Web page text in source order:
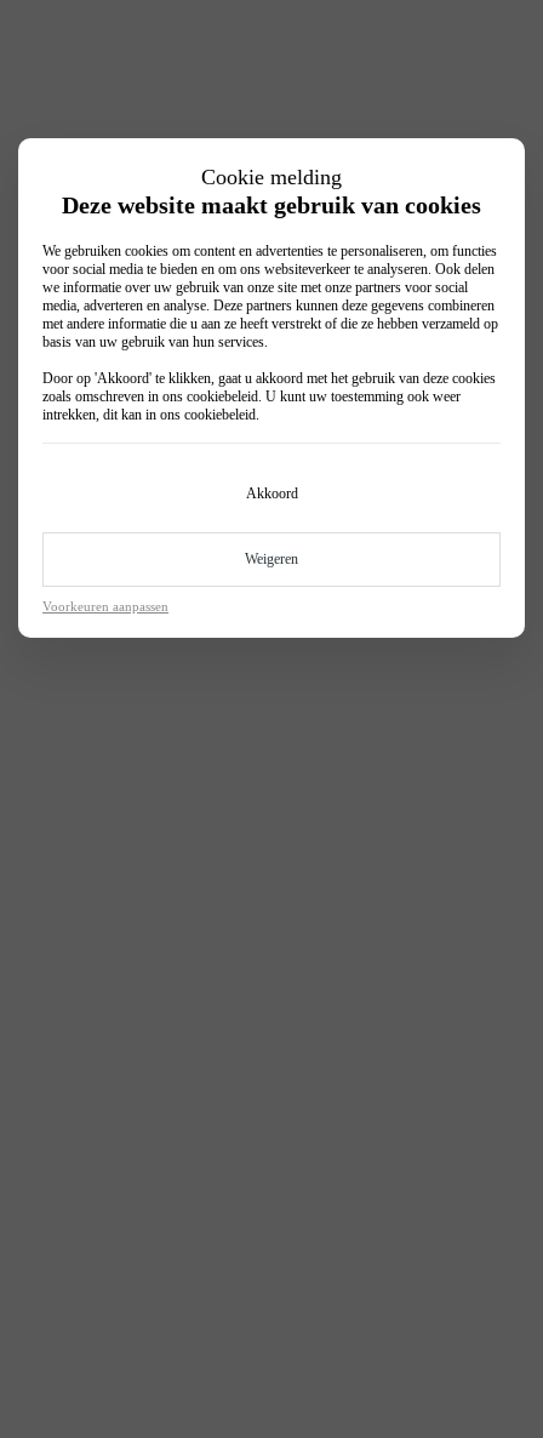
Cookie melding
Deze website maakt gebruik van cookies
We gebruiken cookies om content en advertenties te personaliseren, om functies
voor social media te bieden en om ons websiteverkeer te analyseren. Ook delen
we informatie over uw gebruik van onze site met onze partners voor social
media, adverteren en analyse. Deze partners kunnen deze gegevens combineren
met andere informatie die u aan ze heeft verstrekt of die ze hebben verzameld op
basis van uw gebruik van hun services.
Door op 'Akkoord' te klikken, gaat u akkoord met het gebruik van deze cookies
zoals omschreven in ons cookiebeleid . U kunt uw toestemming ook weer
intrekken, dit kan in ons cookiebeleid
Akkoord
Weigeren
Voorkeuren aanpassen